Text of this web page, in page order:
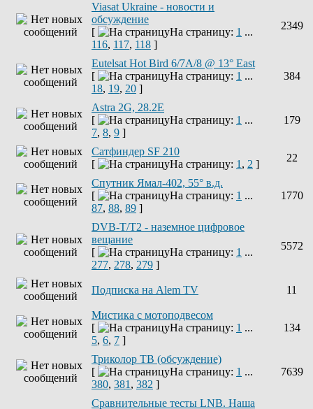
Viasat Ukraine - новости и
обсуждение
[
На страницу: 1 ...
116, 117, 118 ]
2349
Eutelsat Hot Bird 6/7A/8 @ 13° East
[
На страницу: 1 ...
18, 19, 20 ]
384
Astra 2G, 28.2E
[
На страницу: 1 ...
7, 8, 9 ]
179
Сатфиндер SF 210
[
На страницу: 1 , 2 ]
22
Спутник Ямал-402, 55° в.д.
[
На страницу: 1 ...
87, 88, 89 ]
1770
DVB-T/T2 - наземное цифровое
вещание
[
На страницу: 1 ...
277, 278, 279 ]
5572
Подписка на Alem TV 11
Мистика с мотоподвесом
[
На страницу: 1 ...
5, 6, 7 ]
134
Триколор ТВ (обсуждение)
[
На страницу: 1 ...
380, 381 , 382 ]
7639
Сравнительные тесты LNB. Наша